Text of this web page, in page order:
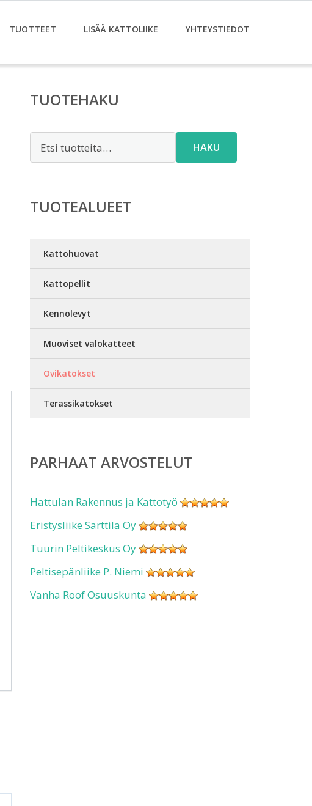
TUOTTEET LISÄÄ KATTOLIIKE YHTEYSTIEDOT
TUOTEHAKU
HAKU
TUOTEALUEET
Kattohuovat
Kattopellit
Kennolevyt
Muoviset valokatteet
Ovikatokset
Terassikatokset
PARHAAT ARVOSTELUT
Hattulan Rakennus ja Kattotyö
Eristysliike Sarttila Oy
Tuurin Peltikeskus Oy
Peltisepänliike P. Niemi
Vanha Roof Osuuskunta